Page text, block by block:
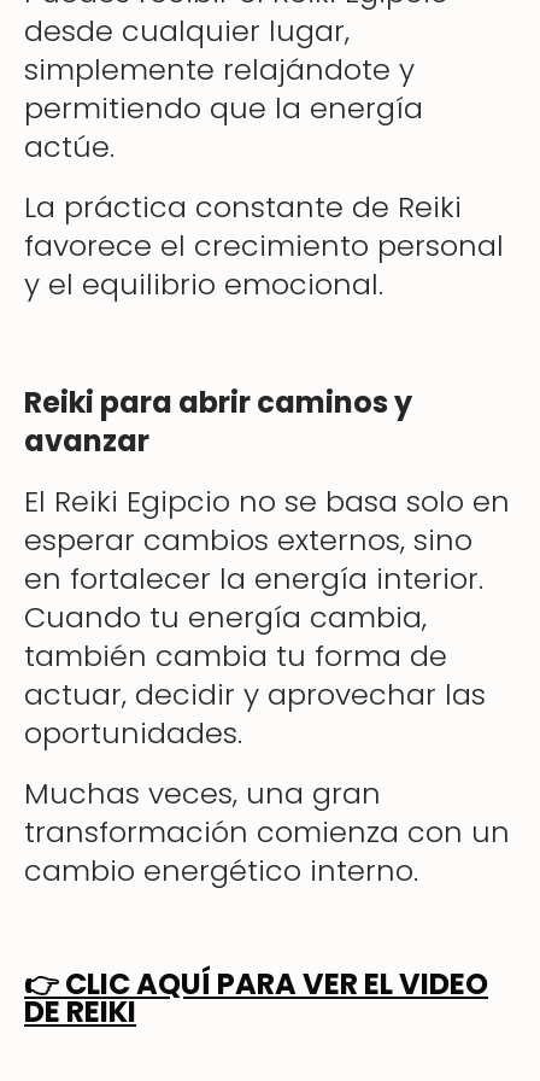
desde cualquier lugar,
simplemente relajándote y
permitiendo que la energía
actúe.
La práctica constante de Reiki
favorece el crecimiento personal
y el equilibrio emocional.
Reiki para abrir caminos y
avanzar
El Reiki Egipcio no se basa solo en
esperar cambios externos, sino
en fortalecer la energía interior.
Cuando tu energía cambia,
también cambia tu forma de
actuar, decidir y aprovechar las
oportunidades.
Muchas veces, una gran
transformación comienza con un
cambio energético interno.
👉CLIC AQUÍ PARA VER EL VIDEO
DE REIKI